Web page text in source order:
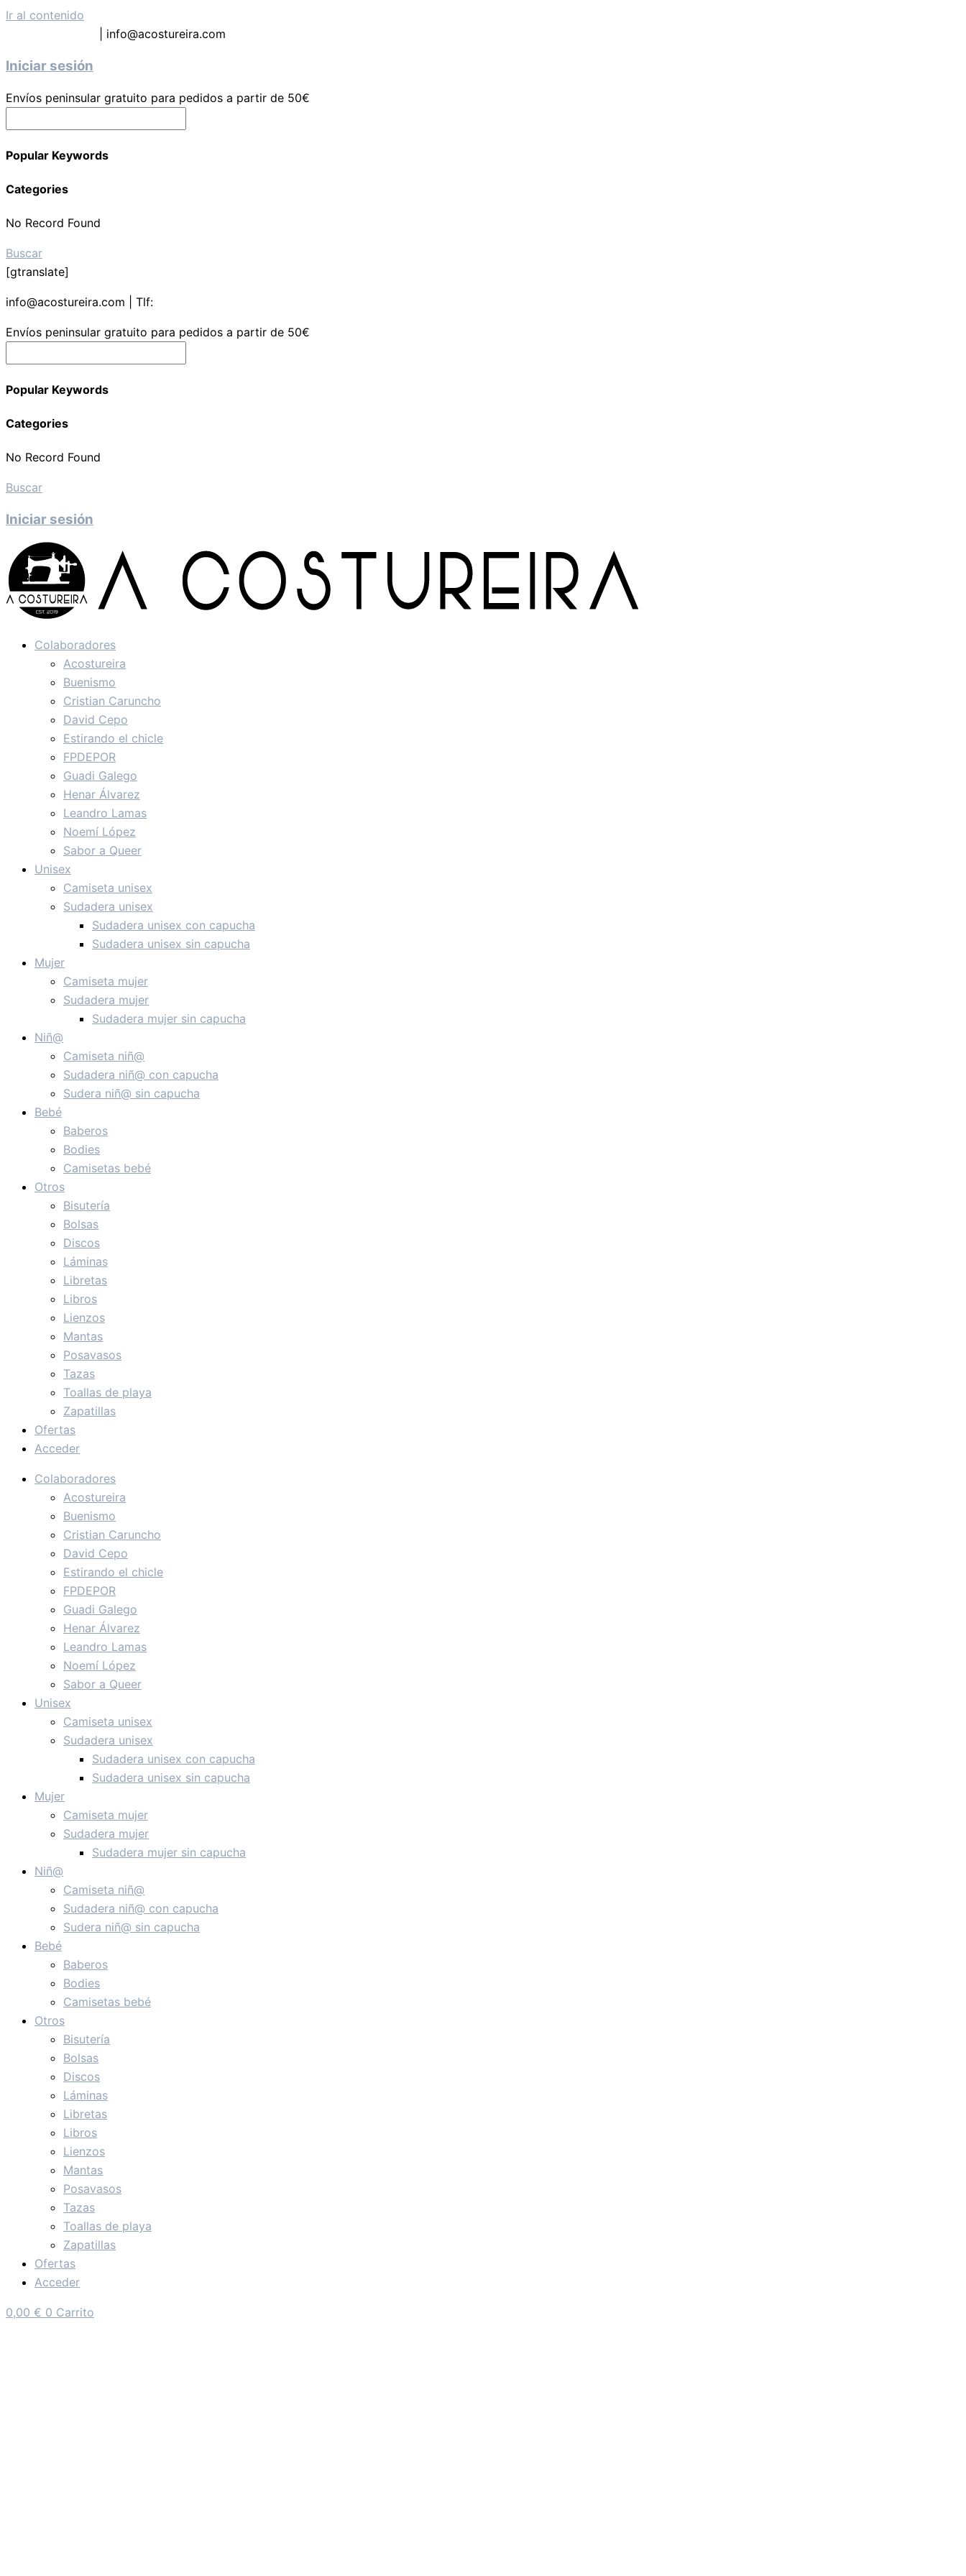
Ir al contenido
| info@acostureira.com
Iniciar sesión
Envíos peninsular gratuito para pedidos a partir de 50€
Popular Keywords
Categories
No Record Found
Buscar
[gtranslate]
info@acostureira.com | Tlf:
Envíos peninsular gratuito para pedidos a partir de 50€
Popular Keywords
Categories
No Record Found
Buscar
Iniciar sesión
Colaboradores
Acostureira
Buenismo
Cristian Caruncho
David Cepo
Estirando el chicle
FPDEPOR
Guadi Galego
Henar Álvarez
Leandro Lamas
Noemí López
Sabor a Queer
Unisex
Camiseta unisex
Sudadera unisex
Sudadera unisex con capucha
Sudadera unisex sin capucha
Mujer
Camiseta mujer
Sudadera mujer
Sudadera mujer sin capucha
Niñ@
Camiseta niñ@
Sudadera niñ@ con capucha
Sudera niñ@ sin capucha
Bebé
Baberos
Bodies
Camisetas bebé
Otros
Bisutería
Bolsas
Discos
Láminas
Libretas
Libros
Lienzos
Mantas
Posavasos
Tazas
Toallas de playa
Zapatillas
Ofertas
Acceder
Colaboradores
Acostureira
Buenismo
Cristian Caruncho
David Cepo
Estirando el chicle
FPDEPOR
Guadi Galego
Henar Álvarez
Leandro Lamas
Noemí López
Sabor a Queer
Unisex
Camiseta unisex
Sudadera unisex
Sudadera unisex con capucha
Sudadera unisex sin capucha
Mujer
Camiseta mujer
Sudadera mujer
Sudadera mujer sin capucha
Niñ@
Camiseta niñ@
Sudadera niñ@ con capucha
Sudera niñ@ sin capucha
Bebé
Baberos
Bodies
Camisetas bebé
Otros
Bisutería
Bolsas
Discos
Láminas
Libretas
Libros
Lienzos
Mantas
Posavasos
Tazas
Toallas de playa
Zapatillas
Ofertas
Acceder
0,00 € 0 Carrito